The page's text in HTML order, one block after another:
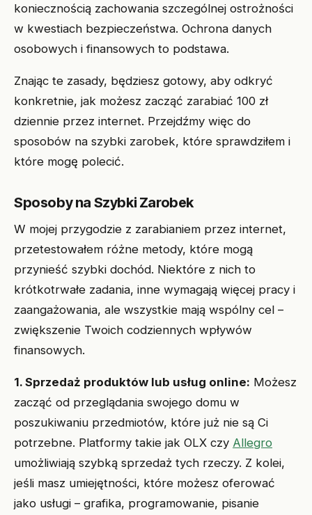
koniecznością zachowania szczególnej ostrożności
w kwestiach bezpieczeństwa. Ochrona danych
osobowych i finansowych to podstawa.
Znając te zasady, będziesz gotowy, aby odkryć
konkretnie, jak możesz zacząć zarabiać 100 zł
dziennie przez internet. Przejdźmy więc do
sposobów na szybki zarobek, które sprawdziłem i
które mogę polecić.
Sposoby na Szybki Zarobek
W mojej przygodzie z zarabianiem przez internet,
przetestowałem różne metody, które mogą
przynieść szybki dochód. Niektóre z nich to
krótkotrwałe zadania, inne wymagają więcej pracy i
zaangażowania, ale wszystkie mają wspólny cel –
zwiększenie Twoich codziennych wpływów
finansowych.
1. Sprzedaż produktów lub usług online: Możesz
zacząć od przeglądania swojego domu w
poszukiwaniu przedmiotów, które już nie są Ci
potrzebne. Platformy takie jak OLX czy Allegro
umożliwiają szybką sprzedaż tych rzeczy. Z kolei,
jeśli masz umiejętności, które możesz oferować
jako usługi – grafika, programowanie, pisanie